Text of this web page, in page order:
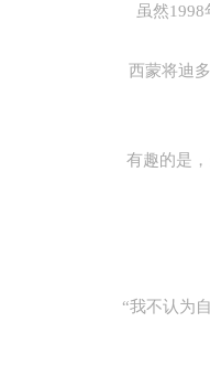
虽然1998年
西蒙将迪多
有趣的是，当
“我不认为自